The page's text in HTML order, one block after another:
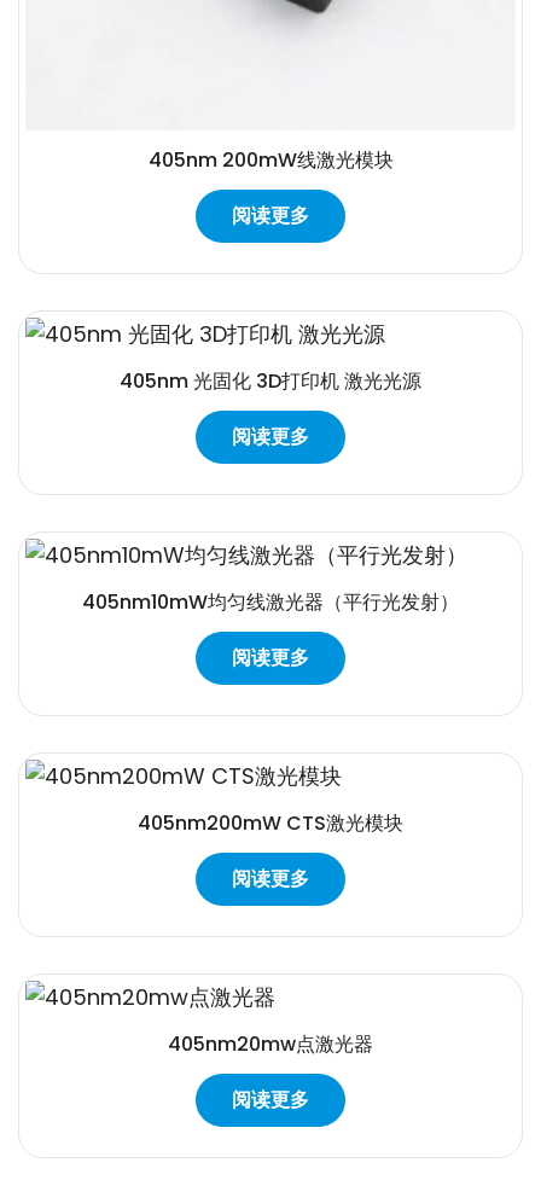
405nm 200mW线激光模块
阅读更多
405nm 光固化 3D打印机 激光光源
阅读更多
405nm10mW均匀线激光器（平行光发射）
阅读更多
405nm200mW CTS激光模块
阅读更多
405nm20mw点激光器
阅读更多